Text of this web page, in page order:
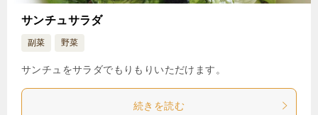
サンチュサラダ
副菜 野菜
サンチュをサラダでもりもりいただけます。
続きを読む